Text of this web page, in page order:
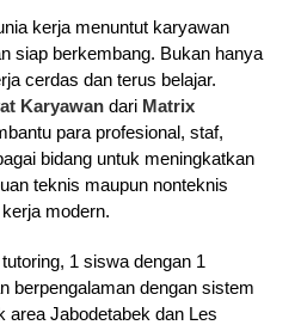
kerja menuntut karyawan
siap berkembang. Bukan hanya
cerdas dan terus belajar.
Karyawandari Matrix
para profesional, staf,
bidang untuk meningkatkan
teknis maupun nonteknis
modern.
1 siswa dengan 1
berpengalaman dengan sistem
area Jabodetabek dan Les